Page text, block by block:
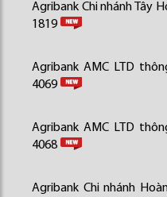
Agribank Chi nhánh Tây
1819
Agribank AMC LTD
4069
Agribank AMC LTD
4068
Agribank Chi nhánh